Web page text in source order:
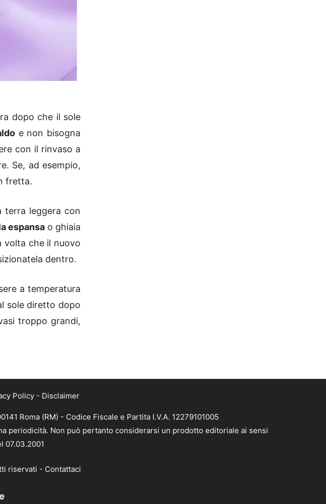
dopo che il sole
e non bisogna
con il rinvaso a
Se, ad esempio,
fretta.
terra leggera con
espansa o ghiaia
volta che il nuovo
dentro.
a temperatura
sole diretto dopo
troppo grandi,
Policy - Disclaimer
Roma (RM) - Codice Fiscale e Partita I.V.A. 12279101005
periodicità. Non può pertanto considerarsi un prodotto editoriale ai sensi
07.03.2001
riservati - Contattaci